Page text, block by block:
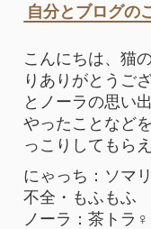
自分とブログの
こんにちは、猫
りありがとうご
とノーラの思い
やったことなど
っこりしてもら
にゃっち：ソマ
不全・もふもふ
ノーラ：茶トラ